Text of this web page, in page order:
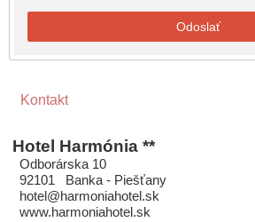
Kontakt
Hotel Harmónia **
Odborárska 10
92101 Banka - Piešťany
hotel@harmoniahotel.sk
www.harmoniahotel.sk
Odoslať